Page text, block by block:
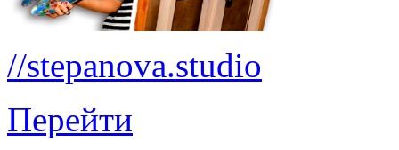
//stepanova.studio
Перейти